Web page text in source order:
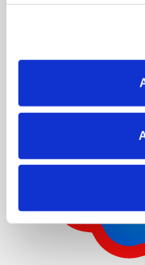
tonen. Je kunt je
intrekken via Cookie
lijst met cookies is te